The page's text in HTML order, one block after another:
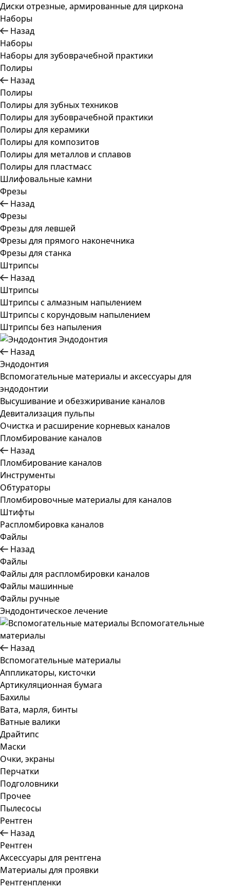
Диски отрезные, армированные для циркона
Наборы
Назад
Наборы
Наборы для зубоврачебной практики
Полиры
Назад
Полиры
Полиры для зубных техников
Полиры для зубоврачебной практики
Полиры для керамики
Полиры для композитов
Полиры для металлов и сплавов
Полиры для пластмасс
Шлифовальные камни
Фрезы
Назад
Фрезы
Фрезы для левшей
Фрезы для прямого наконечника
Фрезы для станка
Штрипсы
Назад
Штрипсы
Штрипсы c алмазным напылением
Штрипсы c корундовым напылением
Штрипсы без напыления
Эндодонтия
Назад
Эндодонтия
Вспомогательные материалы и аксессуары для
эндодонтии
Высушивание и обезжиривание каналов
Девитализация пульпы
Очистка и расширение корневых каналов
Пломбирование каналов
Назад
Пломбирование каналов
Инструменты
Обтураторы
Пломбировочные материалы для каналов
Штифты
Распломбировка каналов
Файлы
Назад
Файлы
Файлы для распломбировки каналов
Файлы машинные
Файлы ручные
Эндодонтическое лечение
Вспомогательные
материалы
Назад
Вспомогательные материалы
Аппликаторы, кисточки
Артикуляционная бумага
Бахилы
Вата, марля, бинты
Ватные валики
Драйтипс
Маски
Очки, экраны
Перчатки
Подголовники
Прочее
Пылесосы
Рентген
Назад
Рентген
Аксессуары для рентгена
Материалы для проявки
Рентгенпленки